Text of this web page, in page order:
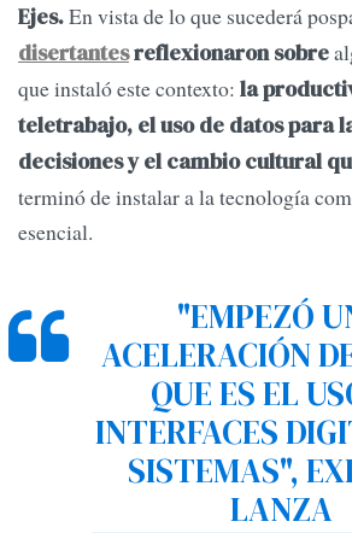
Ejes.En vista de lo que sucederá
disertantesreflexionaron sobre
que instaló este contexto: la
teletrabajo, el uso de datos para
decisiones y el cambio cultural
terminó de instalar a la tecnología
esencial.
"EMPEZÓ UNA
ACELERACIÓN
QUE ES EL
INTERFACES
SISTEMAS",
LANZA